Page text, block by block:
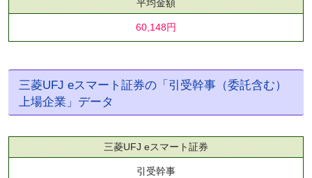
平均金額
60,148円
三菱UFJ eスマート証券の「引受幹事（委託含む）
上場企業」データ
三菱UFJ eスマート証券
引受幹事